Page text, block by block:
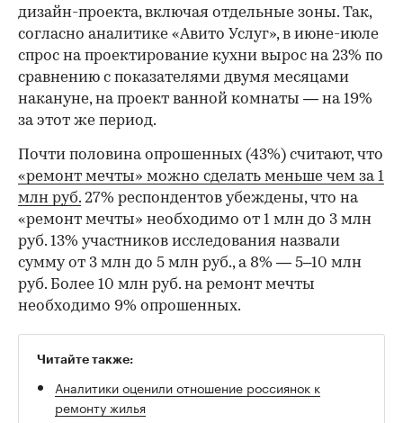
дизайн-проекта, включая отдельные зоны. Так,
согласно аналитике «Авито Услуг», в июне-июле
спрос на проектирование кухни вырос на 23% по
сравнению с показателями двумя месяцами
накануне, на проект ванной комнаты — на 19%
за этот же период.
Почти половина опрошенных (43%) считают, что
«ремонт мечты» можно сделать меньше чем за 1
млн руб. 27% респондентов убеждены, что на
«ремонт мечты» необходимо от 1 млн до 3 млн
руб. 13% участников исследования назвали
сумму от 3 млн до 5 млн руб., а 8% — 5–10 млн
руб. Более 10 млн руб. на ремонт мечты
необходимо 9% опрошенных.
Читайте также:
Аналитики оценили отношение россиянок к
ремонту жилья